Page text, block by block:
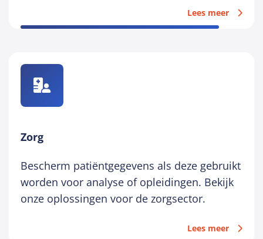
Lees meer
Zorg
Bescherm patiëntgegevens als deze gebruikt
worden voor analyse of opleidingen. Bekijk
onze oplossingen voor de zorgsector.
Lees meer